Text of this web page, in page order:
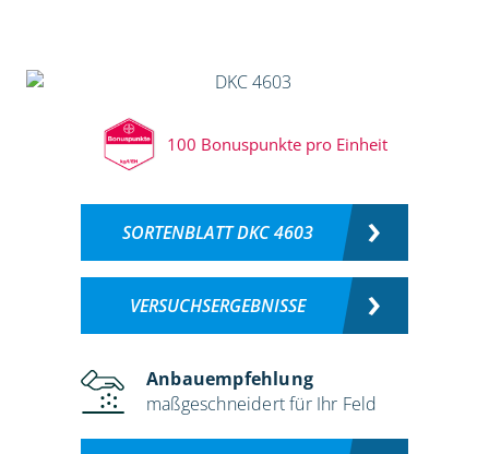
100 Bonuspunkte pro Einheit
SORTENBLATT DKC 4603
VERSUCHSERGEBNISSE
Anbauempfehlung
maßgeschneidert für Ihr Feld